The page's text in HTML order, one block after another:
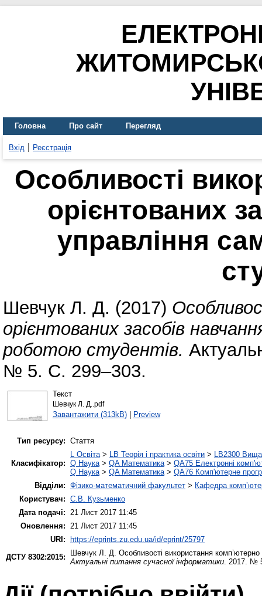
Головна Про сайт Перегляд
Вхід Реєстрація
Особливості
орієнтованих
управління
Шевчук Л. Д. (2017)
орієнтованих засобів
роботою студентів.
№ 5. С. 299–303.
Текст
Шевчук Л. Д..pdf
Завантажити (313kB)| Preview
Тип ресурсу: Стаття
Класифікатор:
L Освіта> LB Теорія і практика освіти > LB2300 Вища
Q Наука> QA Математика> QA75 Електронні
Q Наука> QA Математика> QA76 Комп'ютерне
Відділи: Фізико-математичний факультет > Кафедра
Користувач: С.В. Кузьменко
Дата подачі: 21 Лист 2017 11:45
Оновлення: 21 Лист 2017 11:45
URI:
https://eprints.zu.edu.ua/id/eprint/25797
ДСТУ 8302:2015:
Шевчук Л. Д. Особливості використання
Актуальні питання сучасної інформатики. 2017. №